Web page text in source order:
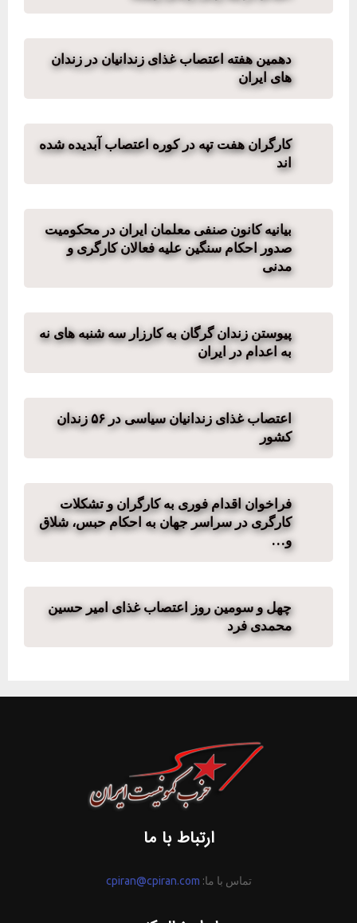
دهمین هفته اعتصاب غذای زندانیان در زندان
های ایران
کارگران هفت تپه در کوره اعتصاب آبدیده شده
اند
بیانیه کانون صنفی معلمان ایران در محکومیت
صدور احکام سنگین علیه فعالان کارگری و
مدنی
پیوستن زندان گرگان به کارزار سه شنبه های نه
به اعدام در ایران
اعتصاب غذای زندانیان سیاسی در ۵۶ زندان
کشور
فراخوان اقدام فوری به کارگران و تشکلات
کارگری در سراسر جهان به احکام حبس، شلاق
و…
چهل و سومین روز اعتصاب غذای امیر حسین
محمدی فرد
ارتباط با ما
تماس با ما: cpiran@cpiran.com